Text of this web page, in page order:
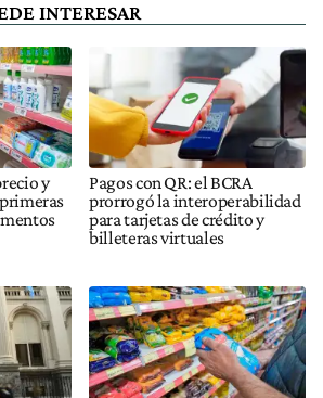
INTERESAR
y
Pagos con QR: el BCRA
prorrogó la interoperabilidad
para tarjetas de crédito y
billeteras virtuales